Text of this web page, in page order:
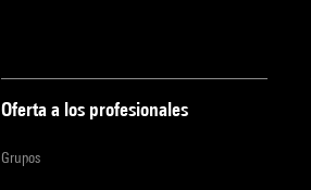
Oferta a los profesionales
Grupos